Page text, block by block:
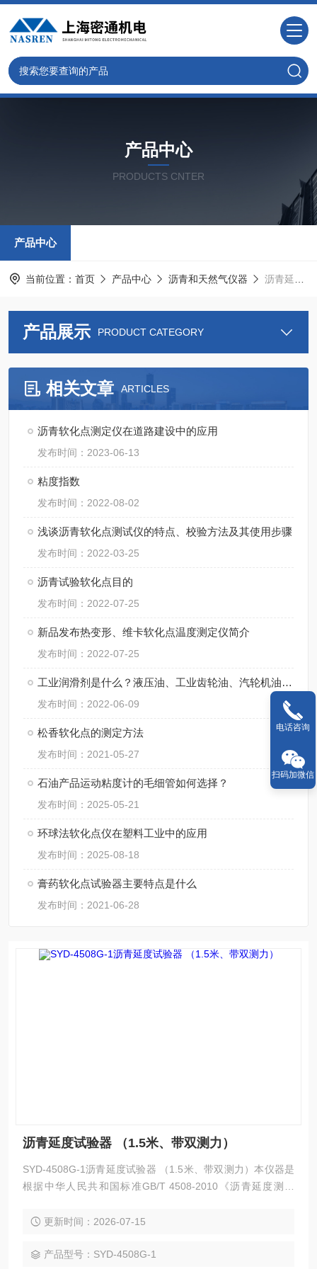
产品中心
PRODUCTS CNTER
产品中心
当前位置： 首页 产品中心 沥青和天然气仪器 沥青延度试验仪器
产品展示 PRODUCT CATEGORY
相关文章 ARTICLES
沥青软化点测定仪在道路建设中的应用
发布时间：2023-06-13
粘度指数
发布时间：2022-08-02
浅谈沥青软化点测试仪的特点、校验方法及其使用步骤
发布时间：2022-03-25
沥青试验软化点目的
发布时间：2022-07-25
新品发布热变形、维卡软化点温度测定仪简介
发布时间：2022-07-25
工业润滑剂是什么？液压油、工业齿轮油、汽轮机油和润滑脂？
发布时间：2022-06-09
松香软化点的测定方法
发布时间：2021-05-27
石油产品运动粘度计的毛细管如何选择？
发布时间：2025-05-21
环球法软化点仪在塑料工业中的应用
发布时间：2025-08-18
膏药软化点试验器主要特点是什么
发布时间：2021-06-28
沥青延度试验器 （1.5米、带双测力）
SYD-4508G-1沥青延度试验器 （1.5米、带双测力）本仪器是
根据中华人民共和国标准GB/T 4508-2010《沥青延度测定
青及沥青混合料试验规程》中的T 0605-2011《沥青延度试
更新时间：2026-07-15
产品型号：SYD-4508G-1
电话咨询
扫码加微信